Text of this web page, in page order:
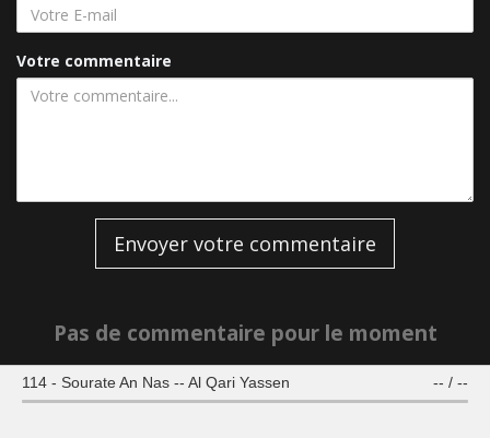
114 - Sourate An Nas -- Al Qari Yassen -- / --
Votre commentaire
Envoyer votre commentaire
Pas de commentaire pour le moment